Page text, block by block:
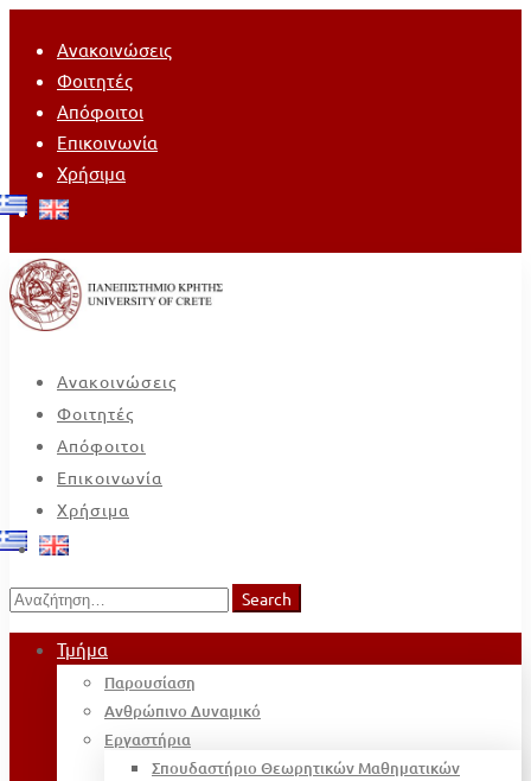
Ανακοινώσεις
Φοιτητές
Απόφοιτοι
Επικοινωνία
Χρήσιμα
Ανακοινώσεις
Φοιτητές
Απόφοιτοι
Επικοινωνία
Χρήσιμα
Search
for:
Search
Τμήμα
Παρουσίαση
Ανθρώπινο Δυναμικό
Εργαστήρια
Σπουδαστήριο Θεωρητικών Μαθηματικών